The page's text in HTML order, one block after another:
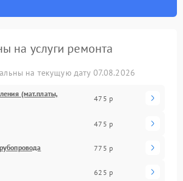
на услуги ремонта
на текущую дату 07.08.2026
(мат.платы,
475 р
475 р
775 р
625 р